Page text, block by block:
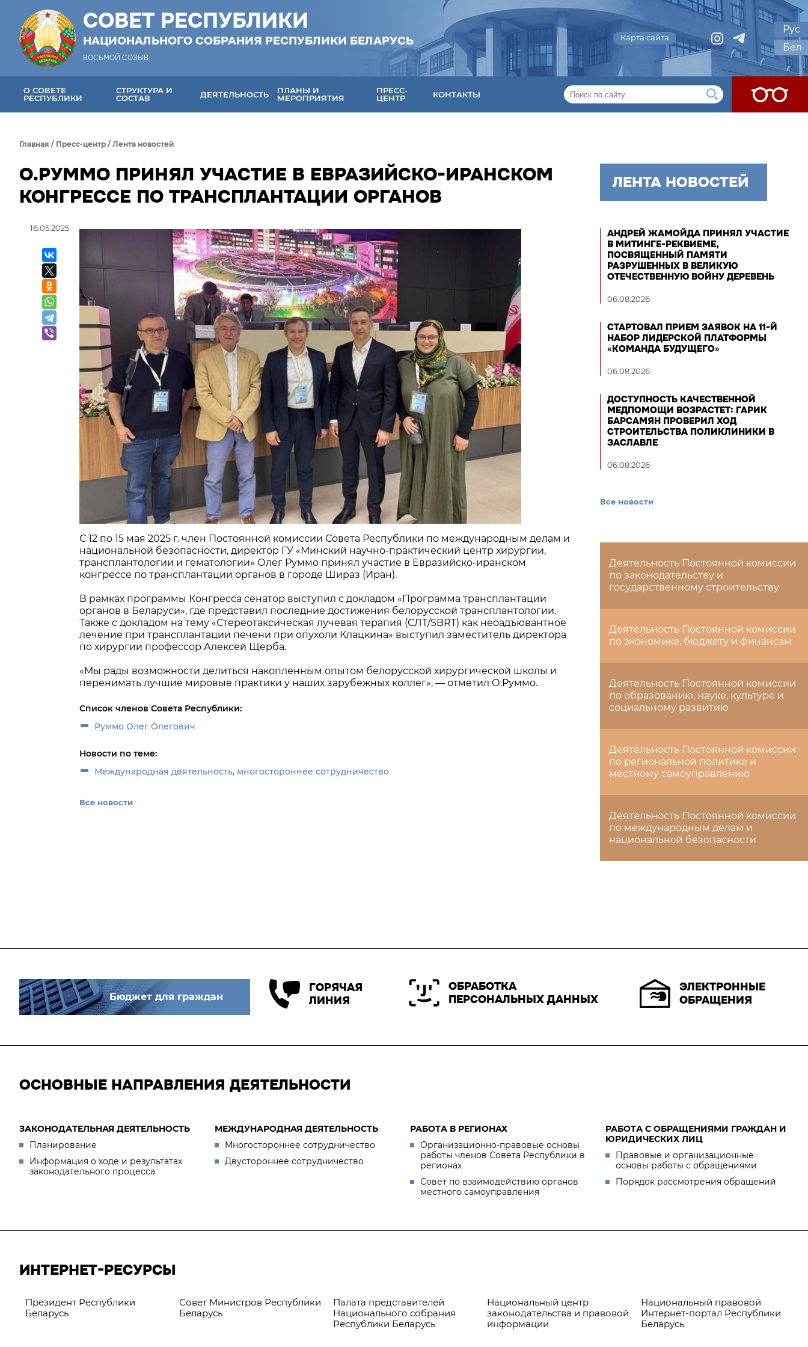
СОВЕТ РЕСПУБЛИКИ
НАЦИОНАЛЬНОГО СОБРАНИЯ РЕСПУБЛИКИ БЕЛАРУСЬ
ВОСЬМОЙ СОЗЫВ
Карта сайта
Рус
Бел
О СОВЕТЕ
РЕСПУБЛИКИ
СТРУКТУРА И
СОСТАВ
ДЕЯТЕЛЬНОСТЬ
ПЛАНЫ И
МЕРОПРИЯТИЯ
ПРЕСС-
ЦЕНТР
КОНТАКТЫ
Главная / Пресс-центр / Лента новостей
О.РУММО ПРИНЯЛ УЧАСТИЕ В ЕВРАЗИЙСКО-ИРАНСКОМ
КОНГРЕССЕ ПО ТРАНСПЛАНТАЦИИ ОРГАНОВ
16.05.2025
С 12 по 15 мая 2025 г. член Постоянной комиссии Совета Республики по международным делам и
национальной безопасности, директор ГУ «Минский научно-практический центр хирургии,
трансплантологии и гематологии» Олег Руммо принял участие в Евразийско-иранском
конгрессе по трансплантации органов в городе Шираз (Иран).
В рамках программы Конгресса сенатор выступил с докладом «Программа трансплантации
органов в Беларуси», где представил последние достижения белорусской трансплантологии.
Также с докладом на тему «Стереотаксическая лучевая терапия (СЛТ/SBRT) как неоадъювантное
лечение при трансплантации печени при опухоли Клацкина» выступил заместитель директора
по хирургии профессор Алексей Щерба.
«Мы рады возможности делиться накопленным опытом белорусской хирургической школы и
перенимать лучшие мировые практики у наших зарубежных коллег», — отметил О.Руммо.
Список членов Совета Республики:
Руммо Олег Олегович
Новости по теме:
Международная деятельность, многостороннее сотрудничество
Все новости
ЛЕНТА НОВОСТЕЙ
АНДРЕЙ ЖАМОЙДА ПРИНЯЛ УЧАСТИЕ
В МИТИНГЕ-РЕКВИЕМЕ,
ПОСВЯЩЕННЫЙ ПАМЯТИ
РАЗРУШЕННЫХ В ВЕЛИКУЮ
ОТЕЧЕСТВЕННУЮ ВОЙНУ ДЕРЕВЕНЬ
06.08.2026
СТАРТОВАЛ ПРИЕМ ЗАЯВОК НА 11-Й
НАБОР ЛИДЕРСКОЙ ПЛАТФОРМЫ
«КОМАНДА БУДУЩЕГО»
06.08.2026
ДОСТУПНОСТЬ КАЧЕСТВЕННОЙ
МЕДПОМОЩИ ВОЗРАСТЕТ: ГАРИК
БАРСАМЯН ПРОВЕРИЛ ХОД
СТРОИТЕЛЬСТВА ПОЛИКЛИНИКИ В
ЗАСЛАВЛЕ
06.08.2026
Все новости
Деятельность Постоянной комиссии
по законодательству и
государственному строительству
Деятельность Постоянной комиссии
по экономике, бюджету и финансам
Деятельность Постоянной комиссии
по образованию, науке, культуре и
социальному развитию
Деятельность Постоянной комиссии
по региональной политике и
местному самоуправлению
Деятельность Постоянной комиссии
по международным делам и
национальной безопасности
Бюджет для граждан
ГОРЯЧАЯ
ЛИНИЯ
ОБРАБОТКА
ПЕРСОНАЛЬНЫХ ДАННЫХ
ЭЛЕКТРОННЫЕ
ОБРАЩЕНИЯ
ОСНОВНЫЕ НАПРАВЛЕНИЯ ДЕЯТЕЛЬНОСТИ
ЗАКОНОДАТЕЛЬНАЯ ДЕЯТЕЛЬНОСТЬ
Планирование
Информация о ходе и результатах
законодательного процесса
МЕЖДУНАРОДНАЯ ДЕЯТЕЛЬНОСТЬ
Многостороннее сотрудничество
Двустороннее сотрудничество
РАБОТА В РЕГИОНАХ
Организационно-правовые основы
работы членов Совета Республики в
регионах
Совет по взаимодействию органов
местного самоуправления
РАБОТА С ОБРАЩЕНИЯМИ ГРАЖДАН И
ЮРИДИЧЕСКИХ ЛИЦ
Правовые и организационные
основы работы с обращениями
Порядок рассмотрения обращений
ИНТЕРНЕТ-РЕСУРСЫ
Президент Республики
Беларусь
Совет Министров Республики
Беларусь
Палата представителей
Национального собрания
Республики Беларусь
Национальный центр
законодательства и правовой
информации
Национальный правовой
Интернет-портал Республики
Беларусь